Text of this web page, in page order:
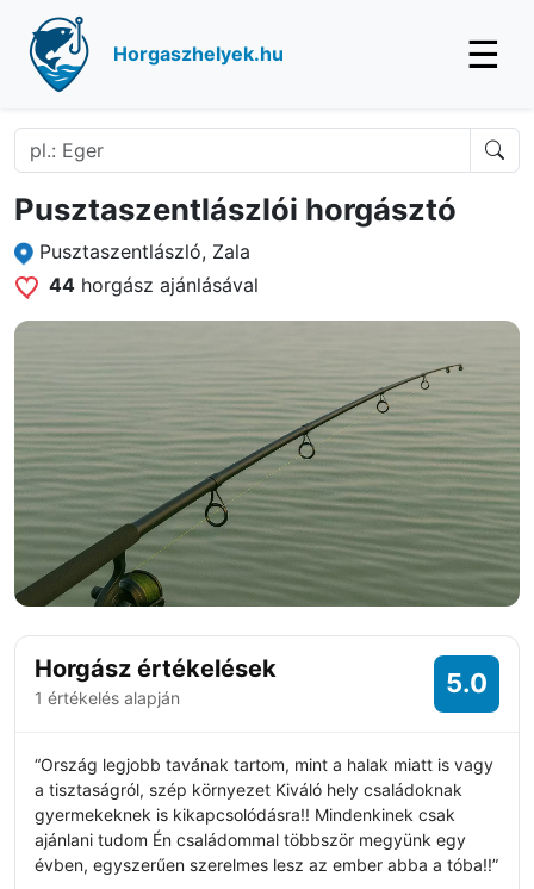
Horgaszhelyek.hu ☰
Pusztaszentlászlói horgásztó
Pusztaszentlászló, Zala
44 horgász ajánlásával
Horgász értékelések
1 értékelés alapján 5.0
“Ország legjobb tavának tartom, mint a halak miatt is vagy
a tisztaságról, szép környezet Kiváló hely családoknak
gyermekeknek is kikapcsolódásra!! Mindenkinek csak
ajánlani tudom Én családommal többször megyünk egy
évben, egyszerűen szerelmes lesz az ember abba a tóba!!”